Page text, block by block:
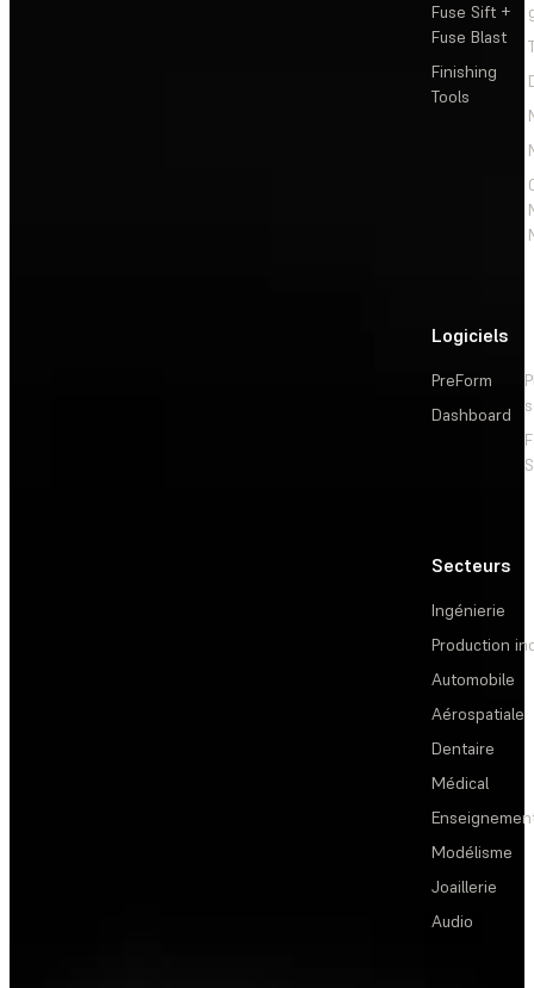
Fuse Sift +
Fuse Blast
Finishing
Tools
Logiciels
PreForm
Dashboard
Secteurs
Ingénierie
Production
Automobile
Aérospatiale
Dentaire
Médical
Modélisme
Joaillerie
Audio